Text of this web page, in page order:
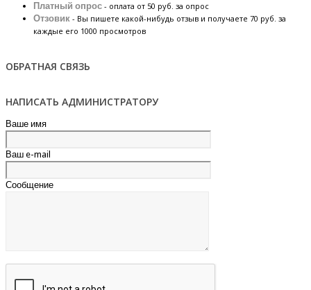
Платный опрос - оплата от 50 руб. за опрос
Отзовик - Вы пишете какой-нибудь отзыв и получаете 70 руб. за
каждые его 1000 просмотров
ОБРАТНАЯ СВЯЗЬ
НАПИСАТЬ АДМИНИСТРАТОРУ
Ваше имя
Ваш e-mail
Сообщение